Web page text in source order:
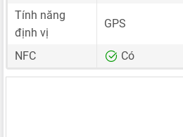
Tính năng
định vị
GPS
NFC Có